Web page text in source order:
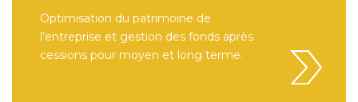
Optimisation du patrimoine de
l’entreprise et gestion des fonds après
cessions pour moyen et long terme.